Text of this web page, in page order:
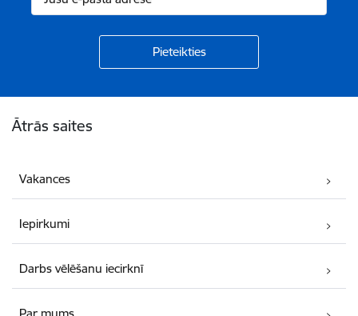
Ātrās saites
Vakances
Iepirkumi
Darbs vēlēšanu iecirknī